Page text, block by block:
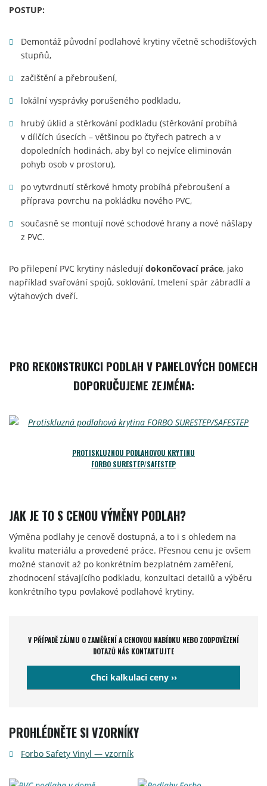
POSTUP:
Demontáž původní podlahové krytiny včetně schodišťových
stupňů,
začištění a přebroušení,
lokální vysprávky porušeného podkladu,
hrubý úklid a stěrkování podkladu (stěrkování probíhá
v dílčích úsecích – většinou po čtyřech patrech a v
dopoledních hodinách, aby byl co nejvíce eliminován
pohyb osob v prostoru),
po vytvrdnutí stěrkové hmoty probíhá přebroušení a
příprava povrchu na pokládku nového PVC,
současně se montují nové schodové hrany a nové nášlapy
z PVC.
Po přilepení PVC krytiny následují dokončovací práce, jako
například svařování spojů, soklování, tmelení spár zábradlí a
výtahových dveří.
PRO REKONSTRUKCI PODLAH V PANELOVÝCH DOMECH
DOPORUČUJEME ZEJMÉNA:
PROTISKLUZNOU PODLAHOVOU KRYTINU
FORBO SURESTEP/SAFESTEP
JAK JE TO S CENOU VÝMĚNY PODLAH?
Výměna podlahy je cenově dostupná, a to i s ohledem na
kvalitu materiálu a provedené práce. Přesnou cenu je ovšem
možné stanovit až po konkrétním bezplatném zaměření,
zhodnocení stávajícího podkladu, konzultaci detailů a výběru
konkrétního typu povlakové podlahové krytiny.
V PŘÍPADĚ ZÁJMU O ZAMĚŘENÍ A CENOVOU NABÍDKU NEBO ZODPOVĚZENÍ
DOTAZŮ NÁS KONTAKTUJTE
Chci kalkulaci ceny ››
PROHLÉDNĚTE SI VZORNÍKY
Forbo Safety Vinyl — vzorník